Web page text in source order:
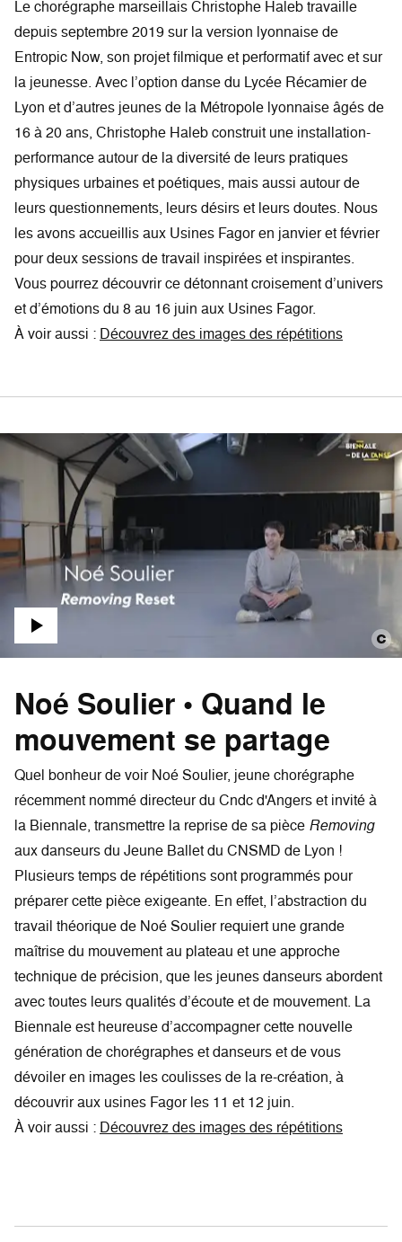
Le chorégraphe marseillais Christophe Haleb travaille
depuis septembre 2019 sur la version lyonnaise de
Entropic Now, son projet filmique et performatif avec et sur
la jeunesse. Avec l’option danse du Lycée Récamier de
Lyon et d’autres jeunes de la Métropole lyonnaise âgés de
16 à 20 ans, Christophe Haleb construit une installation-
performance autour de la diversité de leurs pratiques
physiques urbaines et poétiques, mais aussi autour de
leurs questionnements, leurs désirs et leurs doutes. Nous
les avons accueillis aux Usines Fagor en janvier et février
pour deux sessions de travail inspirées et inspirantes.
Vous pourrez découvrir ce détonnant croisement d’univers
et d’émotions du 8 au 16 juin aux Usines Fagor.
À voir aussi : Découvrez des images des répétitions
Noé Soulier • Quand le
mouvement se partage
Quel bonheur de voir Noé Soulier, jeune chorégraphe
récemment nommé directeur du Cndc d'Angers et invité à
la Biennale, transmettre la reprise de sa pièce Removing
aux danseurs du Jeune Ballet du CNSMD de Lyon !
Plusieurs temps de répétitions sont programmés pour
préparer cette pièce exigeante. En effet, l’abstraction du
travail théorique de Noé Soulier requiert une grande
maîtrise du mouvement au plateau et une approche
technique de précision, que les jeunes danseurs abordent
avec toutes leurs qualités d’écoute et de mouvement. La
Biennale est heureuse d’accompagner cette nouvelle
génération de chorégraphes et danseurs et de vous
dévoiler en images les coulisses de la re-création, à
découvrir aux usines Fagor les 11 et 12 juin.
À voir aussi : Découvrez des images des répétitions